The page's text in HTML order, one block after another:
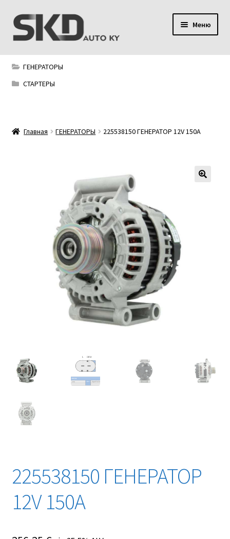
Перейти
навигации
Перейти
содержимому
Меню
SKD AUTO KY
Условия поставки
Мой аккаунт
Политика конфиденциальности
ГЕНЕРАТОРЫ
СТАРТЕРЫ
Главная ГЕНЕРАТОРЫ 225538150 ГЕНЕРАТОР 12V 150A
225538150 ГЕНЕРАТОР
12V 150A